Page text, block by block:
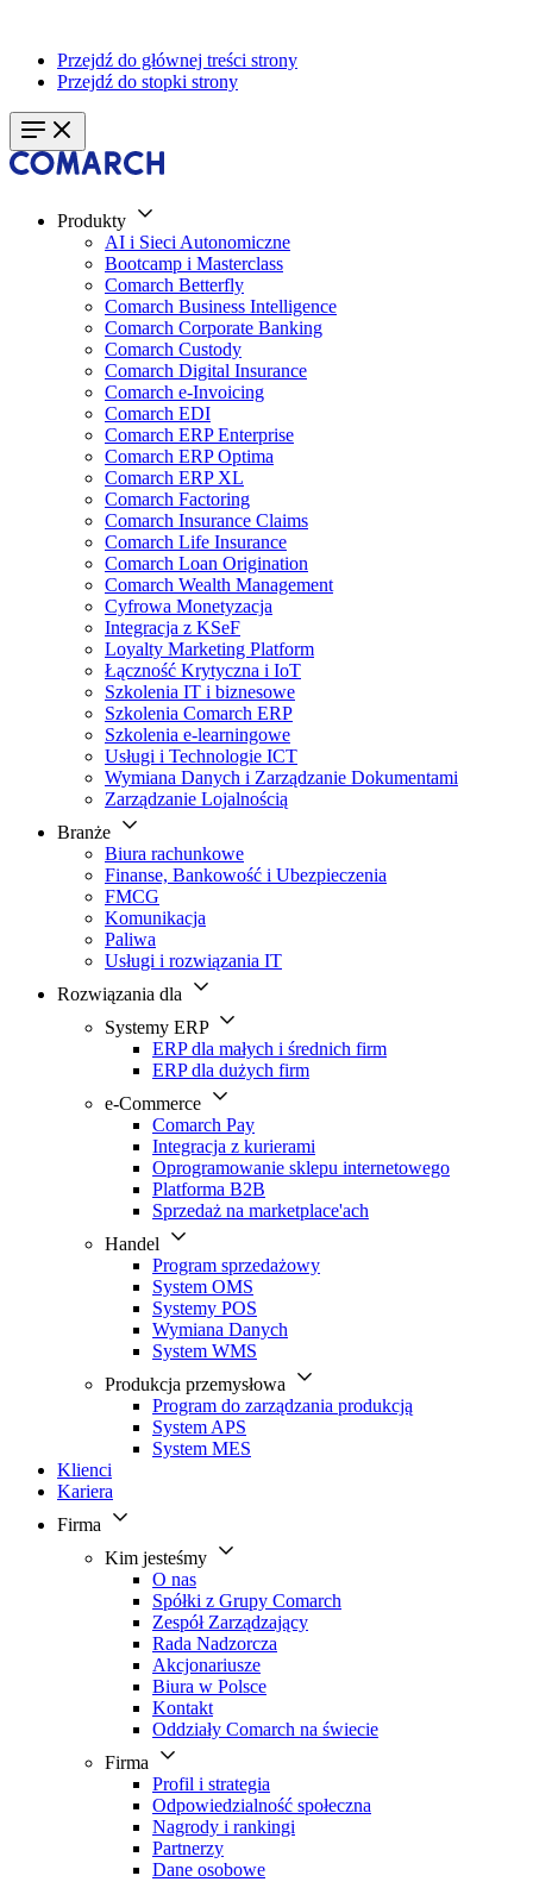
Przejdź do głównej treści strony
Przejdź do stopki strony
Produkty
AI i Sieci Autonomiczne
Bootcamp i Masterclass
Comarch Betterfly
Comarch Business Intelligence
Comarch Corporate Banking
Comarch Custody
Comarch Digital Insurance
Comarch e-Invoicing
Comarch EDI
Comarch ERP Enterprise
Comarch ERP Optima
Comarch ERP XL
Comarch Factoring
Comarch Insurance Claims
Comarch Life Insurance
Comarch Loan Origination
Comarch Wealth Management
Cyfrowa Monetyzacja
Integracja z KSeF
Loyalty Marketing Platform
Łączność Krytyczna i IoT
Szkolenia IT i biznesowe
Szkolenia Comarch ERP
Szkolenia e-learningowe
Usługi i Technologie ICT
Wymiana Danych i Zarządzanie Dokumentami
Zarządzanie Lojalnością
Branże
Biura rachunkowe
Finanse, Bankowość i Ubezpieczenia
FMCG
Komunikacja
Paliwa
Usługi i rozwiązania IT
Rozwiązania dla
Systemy ERP
ERP dla małych i średnich firm
ERP dla dużych firm
e-Commerce
Comarch Pay
Integracja z kurierami
Oprogramowanie sklepu internetowego
Platforma B2B
Sprzedaż na marketplace'ach
Handel
Program sprzedażowy
System OMS
Systemy POS
Wymiana Danych
System WMS
Produkcja przemysłowa
Program do zarządzania produkcją
System APS
System MES
Klienci
Kariera
Firma
Kim jesteśmy
O nas
Spółki z Grupy Comarch
Zespół Zarządzający
Rada Nadzorcza
Akcjonariusze
Biura w Polsce
Kontakt
Oddziały Comarch na świecie
Firma
Profil i strategia
Odpowiedzialność społeczna
Nagrody i rankingi
Partnerzy
Dane osobowe